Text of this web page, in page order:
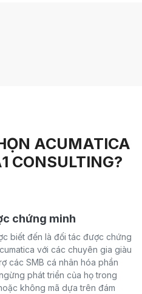
ACUMATICA
CONSULTING?
chứng minh
biết đến là đối tác được chứng
với các chuyên gia giàu
các SMB cá nhân hóa phần
phát triển của họ trong
không mã dựa trên đám